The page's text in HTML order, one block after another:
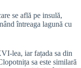
se află pe insulă,
întreaga lagună cu
lea, iar fațada sa din
sa este similară